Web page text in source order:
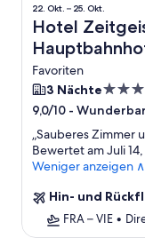
22. Okt. – 25. Okt.
Hotel
Favoriten
3 Nächte4.0-
Sterne-
9,0/10 -
„Sauberes Zimmer
Bewertet am Juli
Weniger anzeigen ∧
Hin- und
FRA – VIE •